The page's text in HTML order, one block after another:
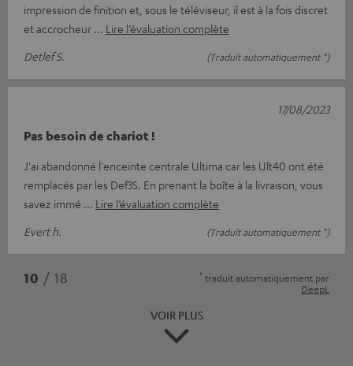
impression de finition et, sous le téléviseur, il est à la fois discret
et accrocheur
Lire l’évaluation complète
Detlef S.
(Traduit automatiquement *)
Pas besoin de chariot !
J'ai abandonné l'enceinte centrale Ultima car les Ult40 ont été
remplacés par les Def3S. En prenant la boîte à la livraison, vous
savez immé
Lire l’évaluation complète
Evert h.
(Traduit automatiquement *)
17/08/2023
10 / 18 * traduit automatiquement par
DeepL
VOIR PLUS